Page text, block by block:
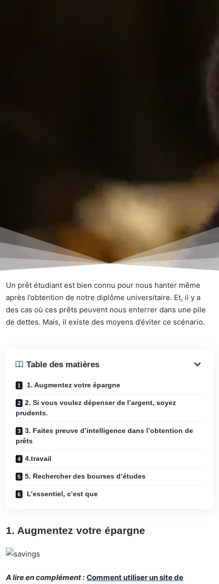
Un prêt étudiant est bien connu pour nous hanter même
après l’obtention de notre diplôme universitaire. Et, il y a
des cas où ces prêts peuvent nous enterrer dans une pile
de dettes. Mais, il existe des moyens d’éviter ce scénario.
Table des matières
1. Augmentez votre épargne
2. Si vous voulez dépenser de l’argent, soyez
prudents.
3. Faites preuve d’intelligence dans l’obtention de
prêts
4.travail
5. Rechercher des bourses d’études
L’essentiel, c’est que
1. Augmentez votre épargne
A lire en complément : Comment utiliser un site de